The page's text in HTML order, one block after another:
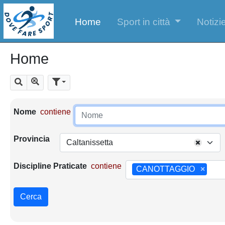
Home Sport in città
Home
Cerca Mostra tutti i risultati
Parametri di ricerca
Nome contiene
Provincia Caltanissetta
Discipline Praticate contiene ×
CANOTTAGGIO
Cerca